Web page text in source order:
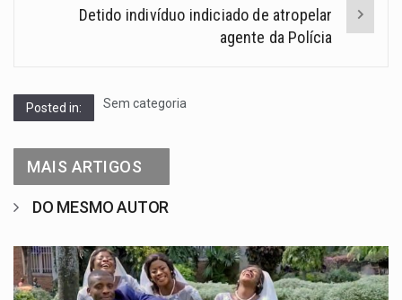
Detido indivíduo indiciado de atropelar
agente da Polícia
Posted in: Sem categoria
MAIS ARTIGOS
DO MESMO AUTOR